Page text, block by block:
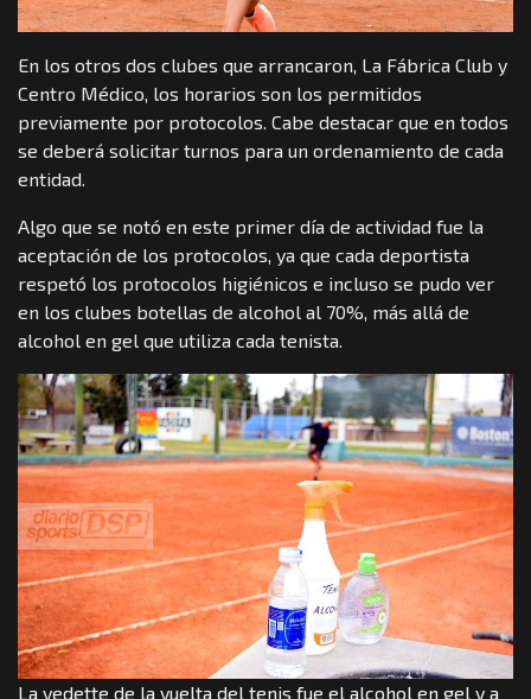
En los otros dos clubes que arrancaron, La Fábrica Club y
Centro Médico, los horarios son los permitidos
previamente por protocolos. Cabe destacar que en todos
se deberá solicitar turnos para un ordenamiento de cada
entidad.
Algo que se notó en este primer día de actividad fue la
aceptación de los protocolos, ya que cada deportista
respetó los protocolos higiénicos e incluso se pudo ver
en los clubes botellas de alcohol al 70%, más allá de
alcohol en gel que utiliza cada tenista.
La vedette de la vuelta del tenis fue el alcohol en gel y a